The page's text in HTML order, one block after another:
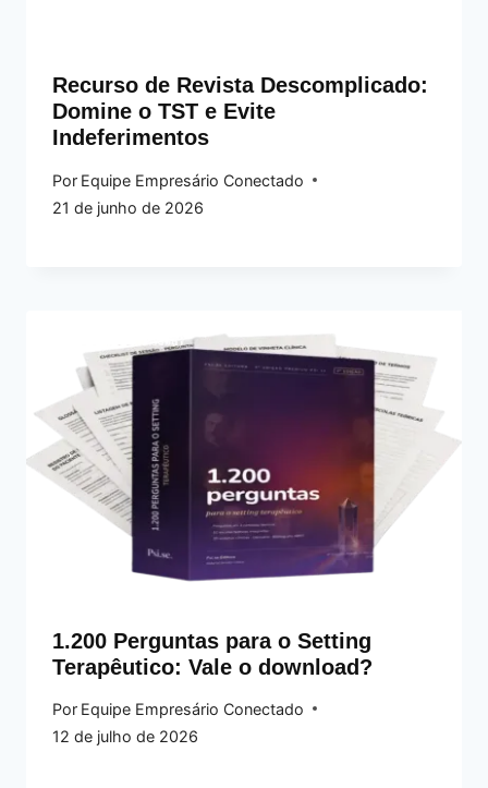
Recurso de Revista Descomplicado:
Domine o TST e Evite
Indeferimentos
Por Equipe Empresário Conectado
21 de junho de 2026
1.200 Perguntas para o Setting
Terapêutico: Vale o download?
Por Equipe Empresário Conectado
12 de julho de 2026